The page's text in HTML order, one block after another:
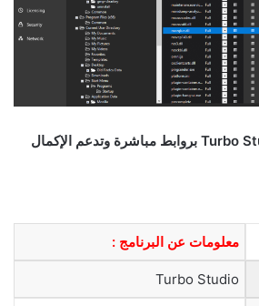
برنامج Turbo Studio بروابط مباشرة وتدعم الإكمال
معلومات عن البرنامج :
Turbo Studio